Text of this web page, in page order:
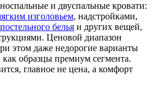
и двуспальные кровати:
изголовьем, надстройками,
белья и других вещей,
Ценовой диапазон
этом даже недорогие варианты
образцы премиум сегмента.
главное не цена, а комфорт